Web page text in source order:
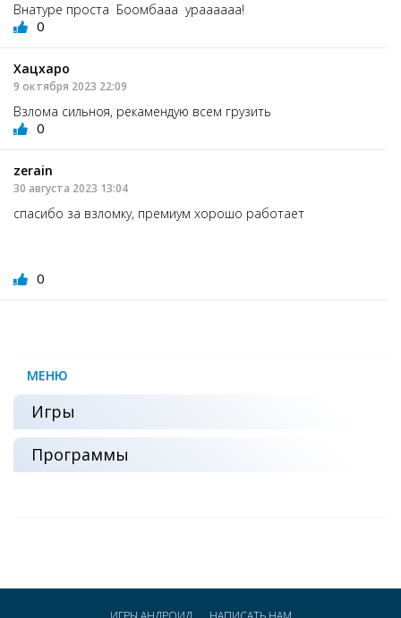
Внатуре проста Боомбааа ураааааа!
0
Хацхаро
9 октября 2023 22:09
Взлома сильноя, рекамендую всем грузить
0
zerain
30 августа 2023 13:04
спасибо за взломку, премиум хорошо работает
0
МЕНЮ
Игры
Программы